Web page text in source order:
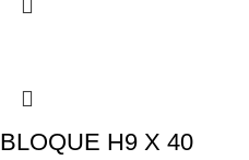
BLOQUE H9 X 40